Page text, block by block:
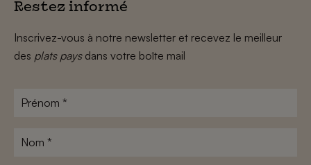
Restez informé
Inscrivez-vous à notre newsletter et recevez le meilleur
des plats paysdans votre boîte mail
Prénom
Nom